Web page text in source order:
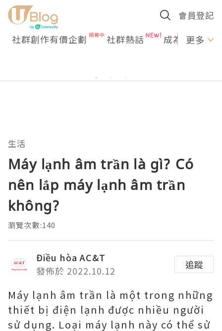
會員登記
社群創作有價企劃 社群熱話 成為U更多
生活
Máy lạnh âm trần là gì? Có
nên lắp máy lạnh âm trần
không?
瀏覽次數:140
Điều hòa AC&T
發佈於 2022.10.12
追蹤
Máy lạnh âm trần là một trong những
thiết bị điện lạnh được nhiều người
sử dụng. Loại máy lạnh này có thể sử